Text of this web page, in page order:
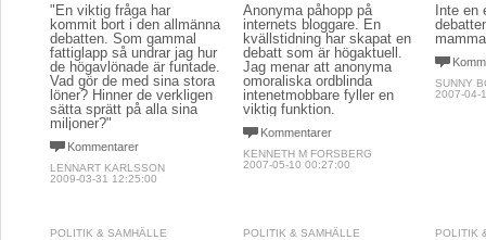
"En viktig fråga har
kommit bort i den allmänna
debatten. Som gammal
fattiglapp så undrar jag hur
de högavlönade är funtade.
Vad gör de med sina stora
löner? Hinner de verkligen
sätta sprätt på alla sina
miljoner?"
Kommentarer
LENNART KARLSSON
2009-03-31 12:25:00
Anonyma påhopp på
internets bloggare. En
kvällstidning har skapat en
debatt som är högaktuell.
Jag menar att anonyma
omoraliska ordblinda
intenetmobbare fyller en
viktig funktion.
Kommentarer
KENNETH M FORSBERG
2007-05-10 00:27:00
Inte en
SUNNY
2007-04-
POLITIK & SAMHÄLLE POLITIK & SAMHÄLLE POLITIK